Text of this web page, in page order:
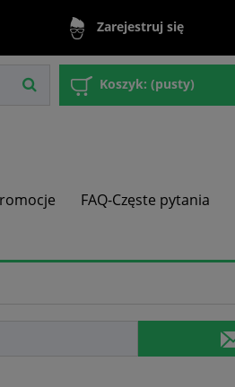
Zarejestruj się
Koszyk: (pusty)
FAQ-Częste pytania